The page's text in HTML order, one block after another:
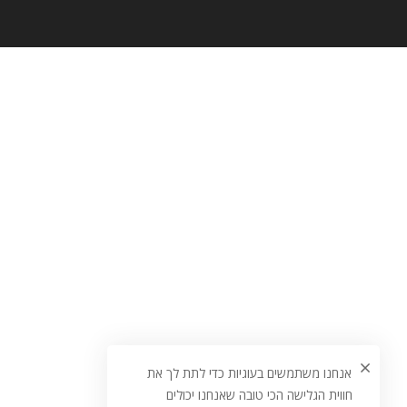
אנחנו משתמשים בעוגיות כדי לתת לך את
חווית הגלישה הכי טובה שאנחנו יכולים